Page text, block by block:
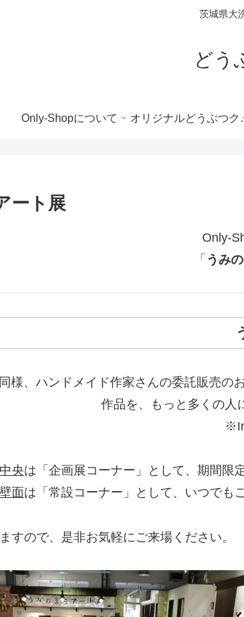
茨城県大
どう
Only-Shopについて オリ
ート展
Only-
「 うみ
様、ハンドメイド作家さんの委託販売
作品を、もっと多くの人
中央は「企画展コーナー」として、期間限
壁面は「常設コーナー」として、いつでも
すので、是非お気軽にご来場ください。